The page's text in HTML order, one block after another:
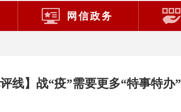
网信政务
评线】战“疫”需要更多“特事特办”